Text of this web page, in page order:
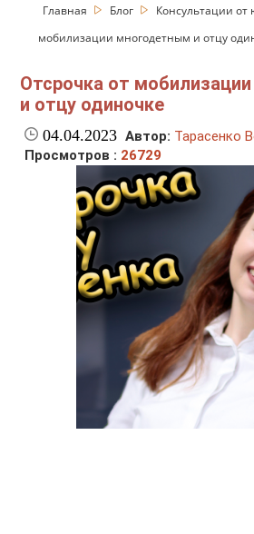
Главная Блог Консультации от
мобилизации многодетным и отцу
Отсрочка от
и отцу одиночке
04.04.2023 Автор: Тарасенко
Просмотров : 26729